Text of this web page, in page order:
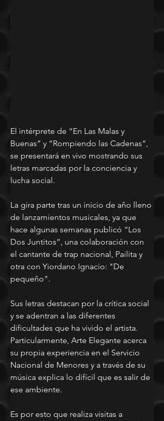
El intérprete de “En Las Malas y
Buenas” y “Rompiendo las Cadenas”,
se presentará en vivo mostrando sus
letras marcadas por la conciencia y
lucha social.
La gira parte tras un inicio de año lleno
de lanzamientos musicales, ya que
hace algunas semanas publicó “Los
Dos Juntitos”, una colaboración con
el cantante de trap nacional, Pailita y
otra con Yiordano Ignacio: "De
pequeño".
Sus letras destacan por la crítica social
y se adentran a las diferentes
dificultades que ha vivido el artista.
Particularmente, Arte Elegante acerca
su propia experiencia en el Servicio
Nacional de Menores y a través de su
música explica lo difícil que es salir de
ese ambiente.
Es por esto que realiza visitas a